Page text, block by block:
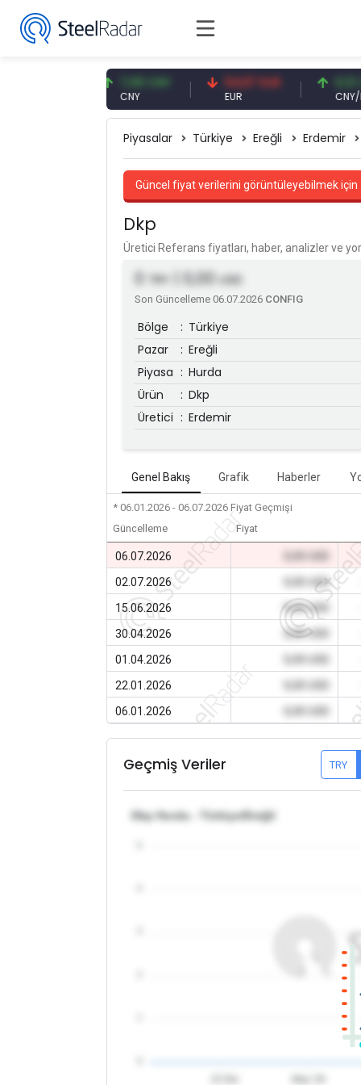
7,09 CNY 54,87 EUR 0,13 CNY
CNY/EUR
Piyasalar Türkiye Ereğli Erdemir
Güncel fiyat verilerini görüntüleyebilmek için
Dkp
Üretici Referans fiyatları, haber, analizler ve
TRY | 0,00 USD
Son Güncelleme 06.07.2026 CONFIG
Bölge : Türkiye
Pazar
: Ereğli
Piyasa : Hurda
Ürün
: Dkp
Üretici : Erdemir
Genel Bakış Grafik Haberler
* 06.01.2026 - 06.07.2026 Fiyat Geçmişi
Güncelleme
Fiyat
06.07.2026
02.07.2026
0,00 USD
15.06.2026
0,00 USD
30.04.2026
0,00 USD
01.04.2026
22.01.2026
06.01.2026
Geçmiş Veriler TRY
Dkp Hurda - Türkiye/Ereğli